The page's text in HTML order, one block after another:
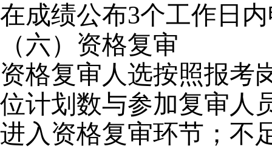
在成绩公布3个工作日
（六）资格复审
资格复审人选按照报考
位计划数与参加复审人
进入资格复审环节；不